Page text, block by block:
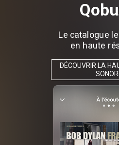
Le catalogue
en haute
DÉCOUVRIR LA